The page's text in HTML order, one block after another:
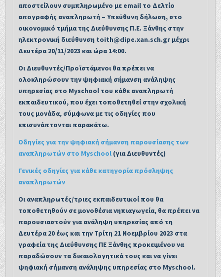
αποστείλουν συμπληρωμένο με email το Δελτίο
απογραφής αναπληρωτή – Υπεύθυνη δήλωση, στο
οικονομικό τμήμα της Διεύθυνσης Π.Ε. Ξάνθης στην
ηλεκτρονική διεύθυνση toith@dipe.xan.sch.gr μέχρι
Δευτέρα 20/11/2023 και ώρα 14:00.
Οι Διευθυντές/Προϊστάμενοι θα πρέπει να
ολοκληρώσουν την ψηφιακή σήμανση ανάληψης
υπηρεσίας στο Myschool του κάθε αναπληρωτή
εκπαιδευτικού, που έχει τοποθετηθεί στην σχολική
τους μονάδα, σύμφωνα με τις οδηγίες που
επισυνάπτονται παρακάτω.
Οδηγίες για την ψηφιακή σήμανση παρουσίασης των
αναπληρωτών στο Myschool (για Διευθυντές)
Γενικές οδηγίες για κάθε κατηγορία πρόσληψης
αναπληρωτών
Οι αναπληρωτές/τριες εκπαιδευτικοί που θα
τοποθετηθούν σε μονοθέσια νηπιαγωγεία, θα πρέπει να
παρουσιαστούν για ανάληψη υπηρεσίας από τη
Δευτέρα 20 έως και την Τρίτη 21 Νοεμβρίου 2023 στα
γραφεία της Διεύθυνσης ΠΕ Ξάνθης προκειμένου να
παραδώσουν τα δικαιολογητικά τους και να γίνει
ψηφιακή σήμανση ανάληψης υπηρεσίας στο Myschool.